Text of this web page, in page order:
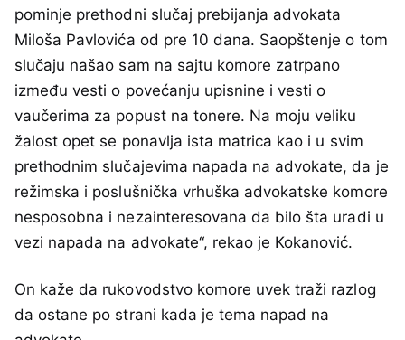
pominje prethodni slučaj prebijanja advokata
Miloša Pavlovića od pre 10 dana. Saopštenje o tom
slučaju našao sam na sajtu komore zatrpano
između vesti o povećanju upisnine i vesti o
vaučerima za popust na tonere. Na moju veliku
žalost opet se ponavlja ista matrica kao i u svim
prethodnim slučajevima napada na advokate, da je
režimska i poslušnička vrhuška advokatske komore
nesposobna i nezainteresovana da bilo šta uradi u
vezi napada na advokate“, rekao je Kokanović.
On kaže da rukovodstvo komore uvek traži razlog
da ostane po strani kada je tema napad na